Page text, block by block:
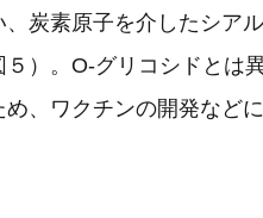
炭素原子を介したシア
５）。O-グリコシドとは
、ワクチンの開発など